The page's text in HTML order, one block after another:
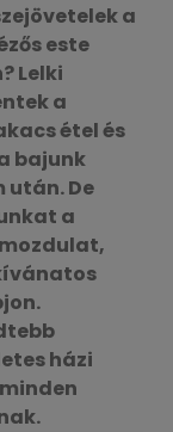
a
este
Lelki
a
étel és
bajunk
után. De
a
házi